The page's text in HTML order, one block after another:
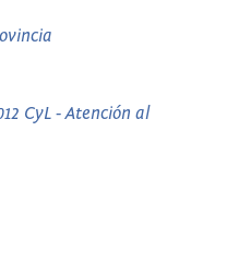
CyL - Atención al